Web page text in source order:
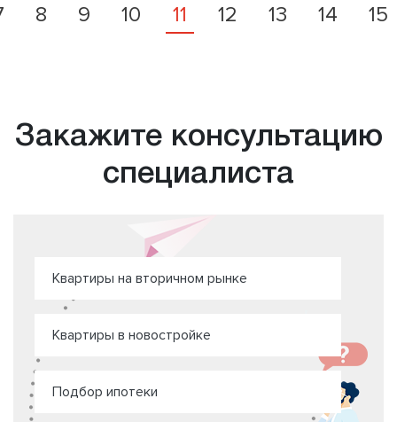
8 9 10 11 12 13 14 15
Закажите консультацию
специалиста
Квартиры на вторичном рынке
Квартиры в новостройке
Подбор ипотеки